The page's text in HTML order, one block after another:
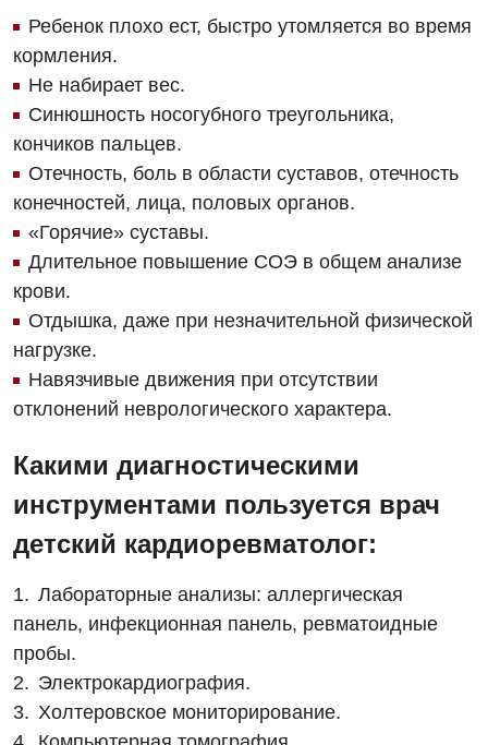
Эндоскопическое отделение
Для взрослых
Аллергология, иммунология
Андрология
Бесплатные услуги
Гастроэнтерология
Гематология
Дерматовенерология
Кардиология
Кардиохирургия
Маммология
Педиатрическое отделение
Скорая медицинская помощь
Терапевтическое отделение
Травматологическое отделение
Урологическое отделение
Хирургическое отделение
Эндоскопическое отделение
Русский
Ребенок плохо ест, быстро утомляется во время
кормления.
Не набирает вес.
Синюшность носогубного треугольника,
кончиков пальцев.
Отечность, боль в области суставов, отечность
конечностей, лица, половых органов.
«Горячие» суставы.
Длительное повышение СОЭ в общем анализе
крови.
Отдышка, даже при незначительной физической
нагрузке.
Навязчивые движения при отсутствии
отклонений неврологического характера.
Какими диагностическими
инструментами пользуется врач
детский кардиоревматолог:
Лабораторные анализы: аллергическая
панель, инфекционная панель, ревматоидные
пробы.
Электрокардиография.
Холтеровское мониторирование.